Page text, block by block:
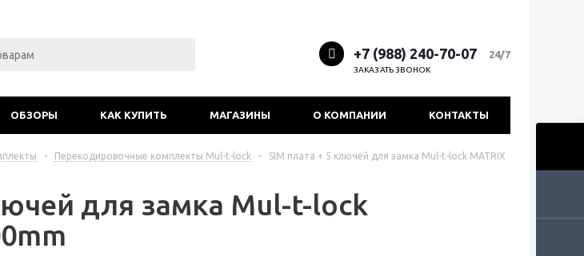
+7 (988) 240-70-07 24/7
ЗАКАЗАТЬ ЗВОНОК
ОБЗОРЫ КАК КУПИТЬ МАГАЗИНЫ О КОМПАНИИ КОНТАКТЫ
- Перекодировочные комплекты Mul-t-lock -
SIM плата + 5 ключей для замка Mul-t-lock MATRIX
для замка Mul-t-lock